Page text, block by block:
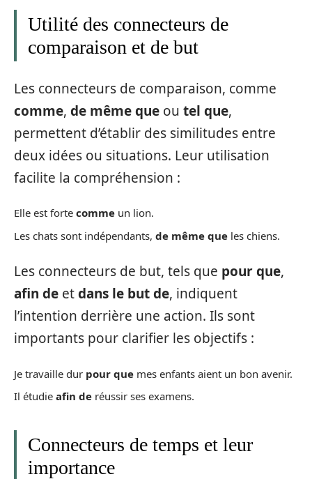
Utilité des connecteurs de
comparaison et de but
Les connecteurs de comparaison, comme
comme, de même que ou tel que,
permettent d’établir des similitudes entre
deux idées ou situations. Leur utilisation
facilite la compréhension :
Elle est forte comme un lion.
Les chats sont indépendants, de même que les chiens.
Les connecteurs de but, tels que pour que,
afin de etdans le but de, indiquent
l’intention derrière une action. Ils sont
importants pour clarifier les objectifs :
Je travaille dur pour que mes enfants aient un bon avenir.
Il étudie afin de réussir ses examens.
Connecteurs de temps et leur
importance